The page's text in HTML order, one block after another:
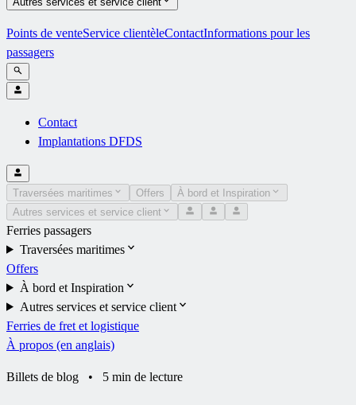
Points de venteService clientèleContactInformations pour les
passagers
Contact
Implantations DFDS
Traversées maritimes Offers
À bord et Inspiration
Autres services et service client
Ferries passagers
Traversées maritimes
Offers
À bord et Inspiration
Autres services et service client
Ferries de fret et logistique
À propos (en anglais)
Billets de blog • 5 min de lecture